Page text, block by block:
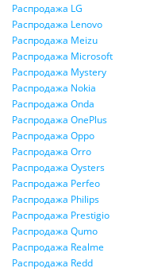
Распродажа LG
Распродажа Lenovo
Распродажа Meizu
Распродажа Microsoft
Распродажа Mystery
Распродажа Nokia
Распродажа Onda
Распродажа OnePlus
Распродажа Oppo
Распродажа Orro
Распродажа Oysters
Распродажа Perfeo
Распродажа Philips
Распродажа Prestigio
Распродажа Qumo
Распродажа Realme
Распродажа Redd